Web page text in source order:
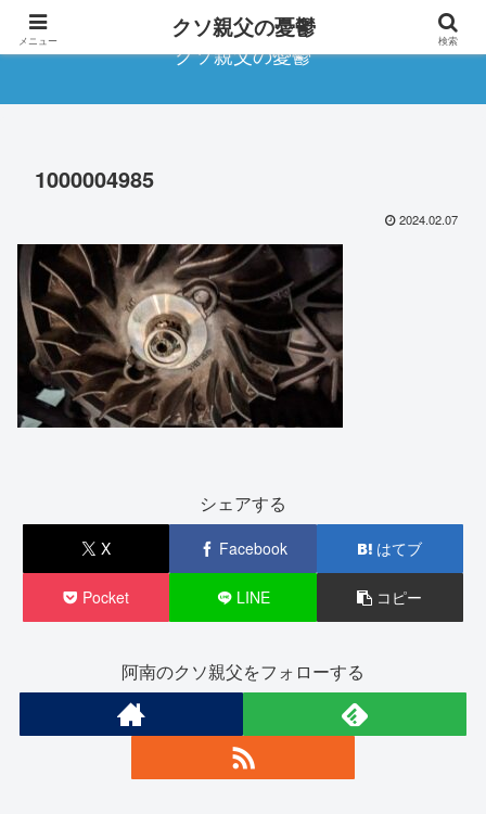
クソ親父の憂鬱
1000004985
2024.02.07
シェアする
X Facebook はてブ
Pocket LINE コピー
阿南のクソ親父をフォローする
メニュー クソ親父の憂鬱 検索